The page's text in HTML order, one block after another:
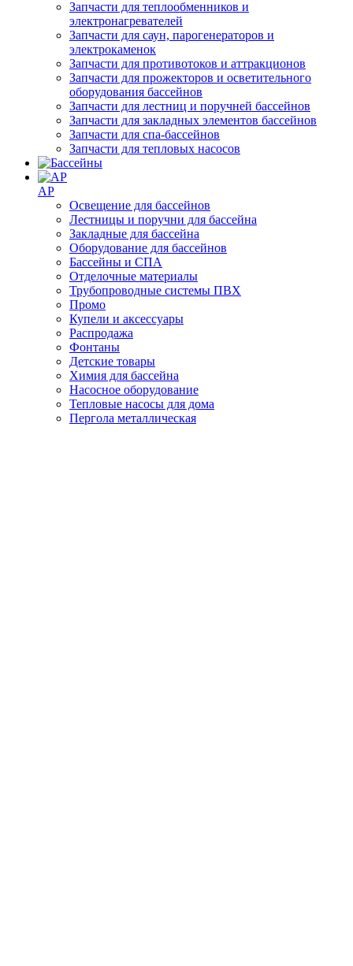
Запчасти для теплообменников и
электронагревателей
Запчасти для саун, парогенераторов и
электрокаменок
Запчасти для противотоков и аттракционов
Запчасти для прожекторов и осветительного
оборудования бассейнов
Запчасти для лестниц и поручней бассейнов
Запчасти для закладных элементов бассейнов
Запчасти для спа-бассейнов
Запчасти для тепловых насосов
AP
Освещение для бассейнов
Лестницы и поручни для бассейна
Закладные для бассейна
Оборудование для бассейнов
Бассейны и СПА
Отделочные материалы
Трубопроводные системы ПВХ
Промо
Купели и аксессуары
Распродажа
Фонтаны
Детские товары
Химия для бассейна
Насосное оборудование
Тепловые насосы для дома
Пергола металлическая